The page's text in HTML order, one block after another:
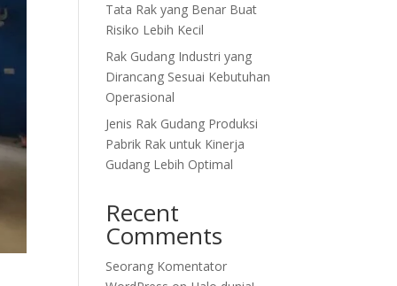
Tata Rak yang Benar Buat
Risiko Lebih Kecil
Rak Gudang Industri yang
Dirancang Sesuai Kebutuhan
Operasional
Jenis Rak Gudang Produksi
Pabrik Rak untuk Kinerja
Gudang Lebih Optimal
Recent
Comments
Seorang Komentator